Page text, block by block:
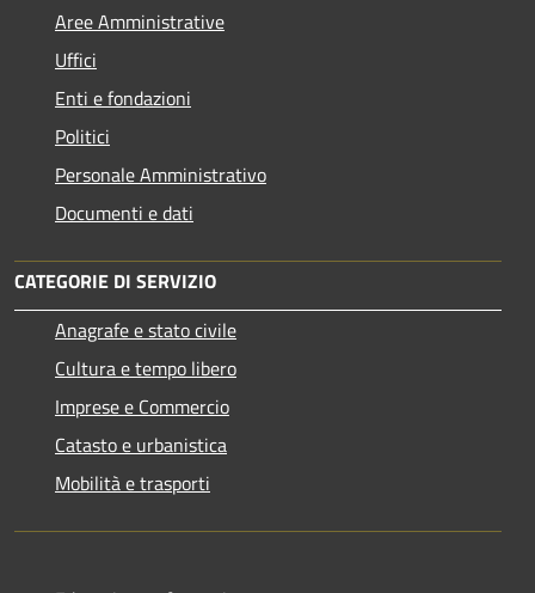
Aree Amministrative
Uffici
Enti e fondazioni
Politici
Personale Amministrativo
Documenti e dati
CATEGORIE DI SERVIZIO
Anagrafe e stato civile
Cultura e tempo libero
Imprese e Commercio
Catasto e urbanistica
Mobilità e trasporti